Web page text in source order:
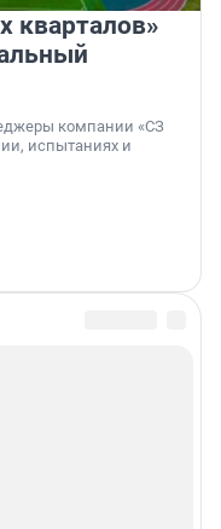
кварталов»
компании «СЗ
испытаниях и